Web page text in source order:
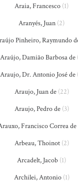
Araia, Francesco (1)
Aranyés, Juan (2)
Pinheiro, Raymundo
Araújo, Damião Barbosa de
Araujo, Dr. Antonio José de
Araujo, Juan de(22)
Araujo, Pedro de(3)
Francisco Correa de
Arbeau, Thoinot(2)
Arcadelt, Jacob (1)
Archilei, Antonio(1)